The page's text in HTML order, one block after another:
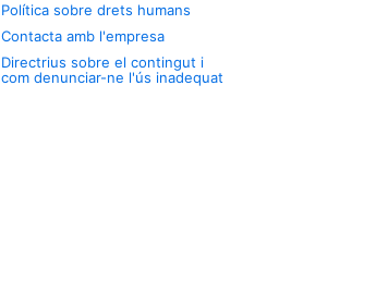
Política sobre drets humans
Contacta amb l'empresa
Directrius sobre el contingut i
com denunciar-ne l'ús inadequat